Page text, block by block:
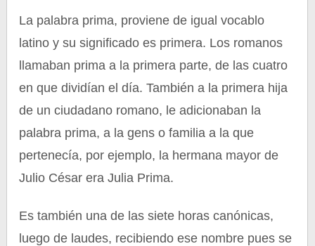
La palabra prima, proviene de igual vocablo
latino y su significado es primera. Los romanos
llamaban prima a la primera parte, de las cuatro
en que dividían el día. También a la primera hija
de un ciudadano romano, le adicionaban la
palabra prima, a la gens o familia a la que
pertenecía, por ejemplo, la hermana mayor de
Julio César era Julia Prima.
Es también una de las siete horas canónicas,
luego de laudes, recibiendo ese nombre pues se